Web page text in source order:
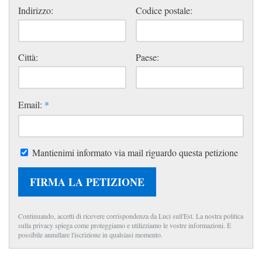
Indirizzo: Codice postale:
Città: Paese:
Email: *
Mantienimi informato via mail riguardo questa petizione
FIRMA LA PETIZIONE
Continuando, accetti di ricevere corrispondenza da Luci sull'Est. La nostra politica
sulla privacy spiega come proteggiamo e utilizziamo le vostre informazioni. È
possibile annullare l'iscrizione in qualsiasi momento.